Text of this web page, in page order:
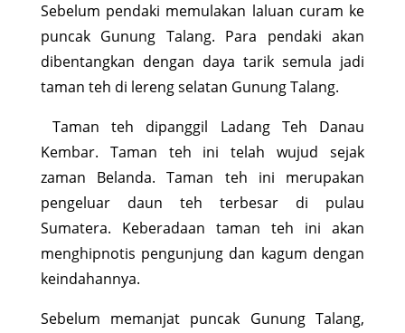
Sebelum pendaki memulakan laluan curam ke
puncak Gunung Talang. Para pendaki akan
dibentangkan dengan daya tarik semula jadi
taman teh di lereng selatan Gunung Talang.
Taman teh dipanggil Ladang Teh Danau
Kembar. Taman teh ini telah wujud sejak
zaman Belanda. Taman teh ini merupakan
pengeluar daun teh terbesar di pulau
Sumatera. Keberadaan taman teh ini akan
menghipnotis pengunjung dan kagum dengan
keindahannya.
Sebelum memanjat puncak Gunung Talang,